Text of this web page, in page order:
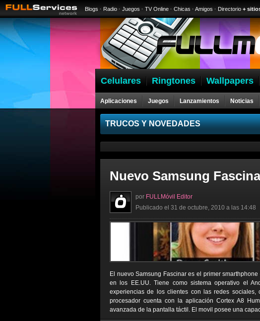
Blogs · Radio · Juegos · TV Online · Chicas · Amigos · Directorio +
Celulares Ringtones Wallpapers
Aplicaciones Juegos Lanzamientos Noticias
Celulares
TRUCOS Y NOVEDADES
Nuevo Samsung
por FULLMóvil Editor
Publicado el 31 de octubre, 2010 a las 14:48
El nuevo Samsung Fascinar es el primer
en los EE.UU. Tiene como sistema operativo el
experiencias de los clientes con las redes sociales,
procesador cuenta con la aplicación Cortex A8
avanzada de la pantalla táctil. El movil posee una